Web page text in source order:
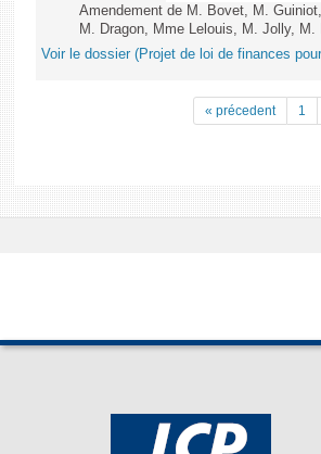
Amendement de M. Bovet, M.
M. Dragon, Mme Lelouis, M. Jolly,
Voir le dossier (Projet de loi de finances
« précedent 1